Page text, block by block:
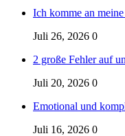
Ich komme an
Juli 26, 2026 0
2 große Fehler auf
Juli 20, 2026 0
Emotional und
Juli 16, 2026 0